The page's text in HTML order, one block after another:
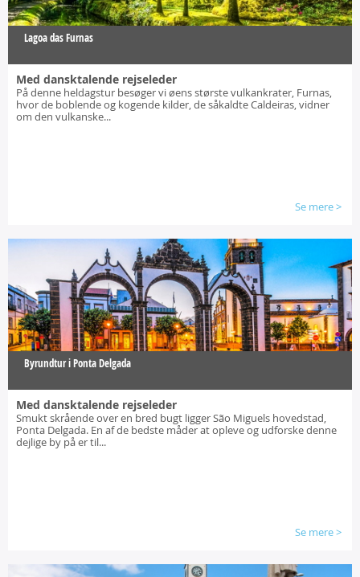
Lagoa das Furnas
Med dansktalende rejseleder
På denne heldagstur besøger vi øens største vulkankrater, Furnas,
hvor de boblende og kogende kilder, de såkaldte Caldeiras, vidner
om den vulkanske...
Se mere>
Byrundtur i Ponta Delgada
Med dansktalende rejseleder
Smukt skrående over en bred bugt ligger São Miguels hovedstad,
Ponta Delgada. En af de bedste måder at opleve og udforske denne
dejlige by på er til...
Se mere>